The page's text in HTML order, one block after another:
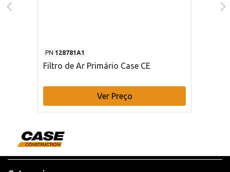
PN 128781A1
Filtro de Ar Primário Case CE
Ver Preço